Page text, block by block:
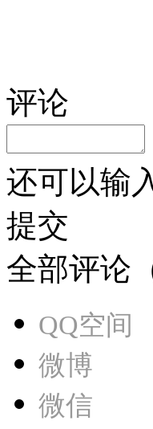
评论
还可以输
提交
全部评论
QQ空间
微博
微信